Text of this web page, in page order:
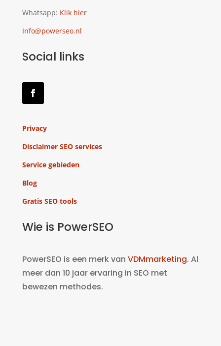
Whatsapp: Klik hier
Info@powerseo.nl
Social links
Privacy
Disclaimer SEO services
Service gebieden
Blog
Gratis SEO tools
Wie is PowerSEO
PowerSEO is een merk van VDMmarketing. Al
meer dan 10 jaar ervaring in SEO met
bewezen methodes.